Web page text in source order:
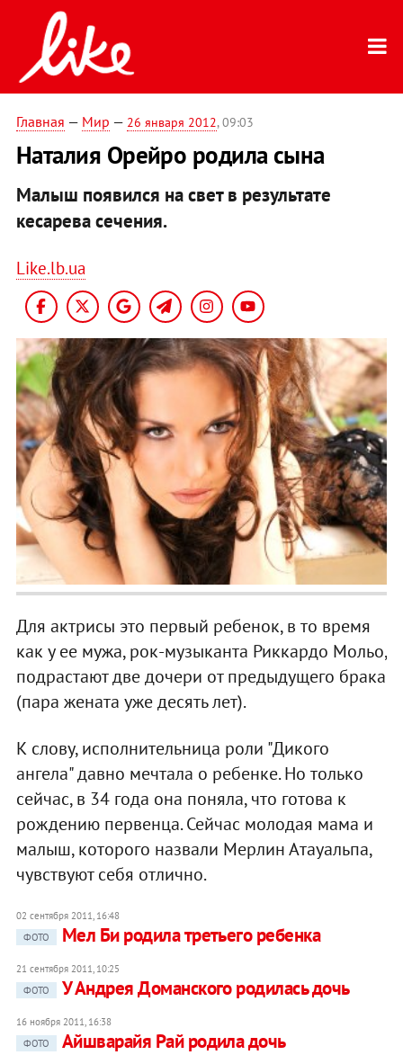
Главная — Мир — 26 января 2012, 09:03
Наталия Орейро родила сына
Малыш появился на свет в результате
кесарева сечения.
Like.lb.ua
Для актрисы это первый ребенок, в то время
как у ее мужа, рок-музыканта Риккардо Мольо,
подрастают две дочери от предыдущего брака
(пара жената уже десять лет).
К слову, исполнительница роли "Дикого
ангела" давно мечтала о ребенке. Но только
сейчас, в 34 года она поняла, что готова к
рождению первенца. Сейчас молодая мама и
малыш, которого назвали Мерлин Атауальпа,
чувствуют себя отлично.
02 сентября 2011, 16:48
ФОТО
Мел Би родила третьего ребенка
21 сентября 2011, 10:25
ФОТО
У Андрея Доманского родилась дочь
16 ноября 2011, 16:38
ФОТО
Айшварайя Рай родила дочь